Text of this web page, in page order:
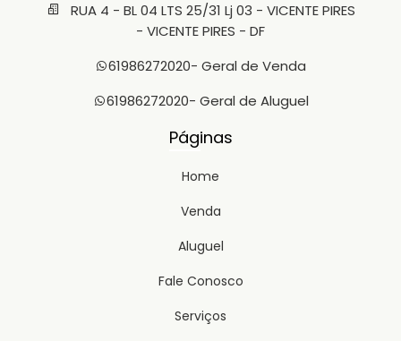
RUA 4 - BL 04 LTS 25/31 Lj 03 - VICENTE PIRES
- VICENTE PIRES - DF
61986272020- Geral de Venda
61986272020- Geral de Aluguel
Páginas
Home
Venda
Aluguel
Fale Conosco
Serviços